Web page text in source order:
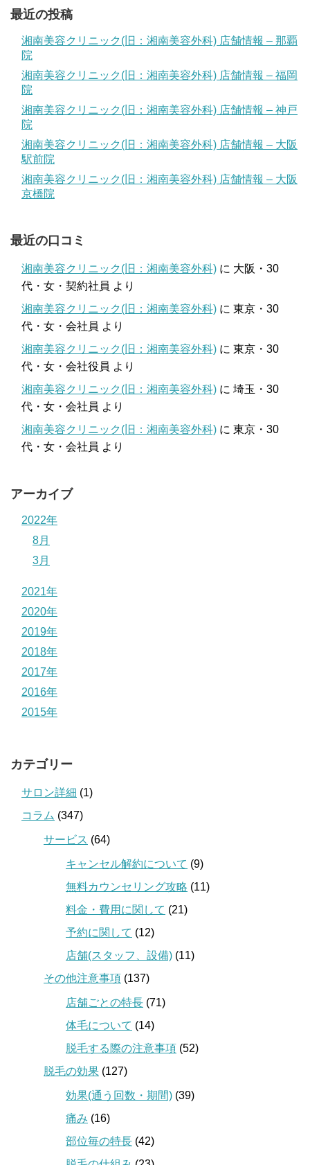
最近の投稿
湘南美容クリニック(旧：湘南美容外科) 店舗情報 – 那覇
院
湘南美容クリニック(旧：湘南美容外科) 店舗情報 – 福岡
院
湘南美容クリニック(旧：湘南美容外科) 店舗情報 – 神戸
院
湘南美容クリニック(旧：湘南美容外科) 店舗情報 – 大阪
駅前院
湘南美容クリニック(旧：湘南美容外科) 店舗情報 – 大阪
京橋院
最近の口コミ
湘南美容クリニック(旧：湘南美容外科) に 大阪・30
代・女・契約社員 より
湘南美容クリニック(旧：湘南美容外科) に 東京・30
代・女・会社員 より
湘南美容クリニック(旧：湘南美容外科) に 東京・30
代・女・会社役員 より
湘南美容クリニック(旧：湘南美容外科) に 埼玉・30
代・女・会社員 より
湘南美容クリニック(旧：湘南美容外科) に 東京・30
代・女・会社員 より
アーカイブ
2022年
8月
3月
2021年
2020年
2019年
2018年
2017年
2016年
2015年
カテゴリー
サロン詳細 (1)
コラム (347)
サービス (64)
キャンセル解約について (9)
無料カウンセリング攻略 (11)
料金・費用に関して (21)
予約に関して (12)
店舗(スタッフ、設備) (11)
その他注意事項 (137)
店舗ごとの特長 (71)
体毛について (14)
脱毛する際の注意事項 (52)
脱毛の効果 (127)
効果(通う回数・期間) (39)
痛み (16)
部位毎の特長 (42)